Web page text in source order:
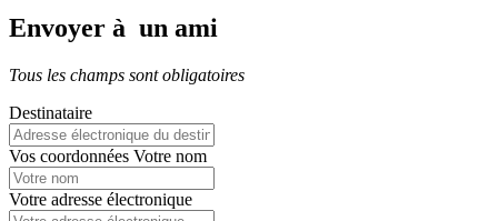
Envoyer à un ami
Tous les champs sont obligatoires
Destinataire
Vos coordonnées Votre nom
Votre adresse électronique